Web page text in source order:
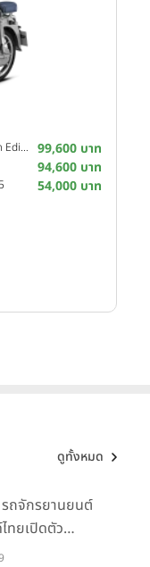
Super Cub C125 The Crafted Calm Custom Edition ปี 2026 99,600 บาท
94,600 บาท
54,000 บาท
ดูทั้งหมด
ถจักรยานยนต์
ทยเปิดตัว
นราคาพิเศษ